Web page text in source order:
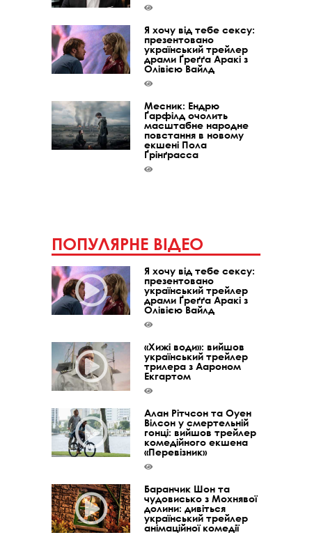
Я хочу від тебе сексу:
презентовано
український трейлер
драми Ґреґґа Аракі з
Олівією Вайлд
Месник: Ендрю
Ґарфілд очолить
масштабне народне
повстання в новому
екшені Пола
Ґрінґрасса
ПОПУЛЯРНЕ ВІДЕО
Я хочу від тебе сексу:
презентовано
український трейлер
драми Ґреґґа Аракі з
Олівією Вайлд
«Хижі води»: вийшов
український трейлер
трилера з Аароном
Екгартом
Алан Рітчсон та Оуен
Вілсон у смертельній
гонці: вийшов трейлер
комедійного екшена
«Перевізник»
Баранчик Шон та
чудовисько з Мохнявої
долини: дивіться
український трейлер
анімаційної комедії